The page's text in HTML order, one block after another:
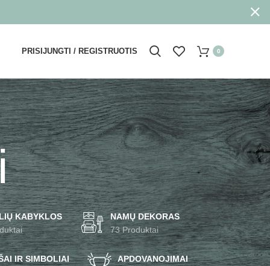
PRISIJUNGTI / REGISTRUOTIS 0
KABYKLOS
NAMŲ DEKORAS
73 Produktai
IR SIMBOLIAI
APDOVANOJIMAI